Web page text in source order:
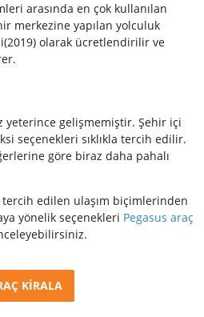
arasında en çok kullanılan
merkezine yapılan yolculuk
olarak ücretlendirilir ve
yeterince gelişmemiştir. Şehir içi
seçenekleri sıklıkla tercih edilir.
göre biraz daha pahalı
edilen ulaşım biçimlerinden
yönelik seçenekleri Pegasus araç
KİRALA